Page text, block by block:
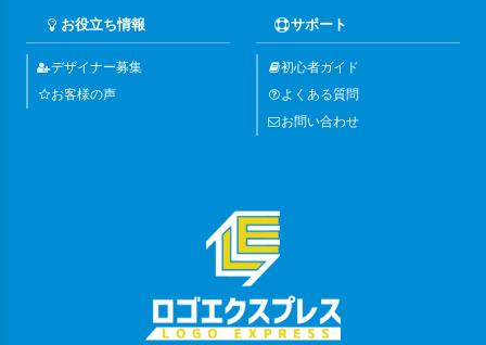
お役立ち情報
デザイナー募集
お客様の声
サポート
初心者ガイド
よくある質問
お問い合わせ